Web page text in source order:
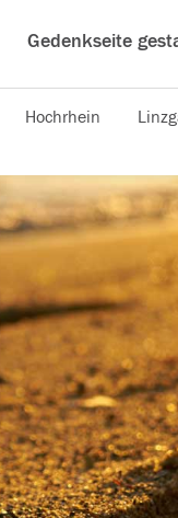
Gedenkseite
Hochrhein